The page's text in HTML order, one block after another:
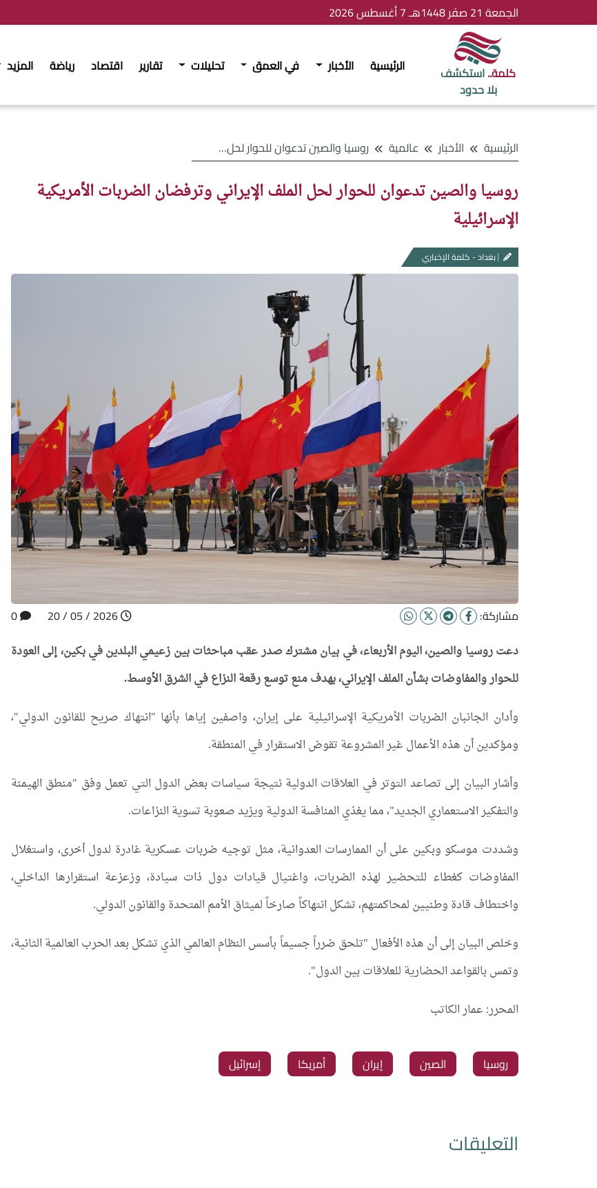
الجمعة 21 صفَر 1448هـ 7 أغسطس 2026
كلمة..استكشف
بلا حدود
الرئيسية الأخبار في العمق تحليلات تقارير اقتصاد رياضة المزيد
الرئيسية الأخبار عالمية روسيا والصين تدعوان للحوار لحل الملف الإيراني وترفضان الضربات الأمريكية الإسرائيلية
روسيا والصين تدعوان للحوار لحل الملف الإيراني وترفضان الضربات الأمريكية
الإسرائيلية
بغداد - كلمة الإخباري
مشاركة:
دعت روسيا والصين، اليوم الأربعاء، في بيان مشترك صدر عقب مباحثات بين زعيمي البلدين في بكين، إلى العودة
للحوار والمفاوضات بشأن الملف الإيراني، بهدف منع توسع رقعة النزاع في الشرق الأوسط.
وأدان الجانبان الضربات الأمريكية الإسرائيلية على إيران، واصفين إياها بأنها "انتهاك صريح للقانون الدولي"،
ومؤكدين أن هذه الأعمال غير المشروعة تقوض الاستقرار في المنطقة.
وأشار البيان إلى تصاعد التوتر في العلاقات الدولية نتيجة سياسات بعض الدول التي تعمل وفق "منطق الهيمنة
والتفكير الاستعماري الجديد"، مما يغذي المنافسة الدولية ويزيد صعوبة تسوية النزاعات.
وشددت موسكو وبكين على أن الممارسات العدوانية، مثل توجيه ضربات عسكرية غادرة لدول أخرى، واستغلال
المفاوضات كغطاء للتحضير لهذه الضربات، واغتيال قيادات دول ذات سيادة، وزعزعة استقرارها الداخلي،
واختطاف قادة وطنيين لمحاكمتهم، تشكل انتهاكاً صارخاً لميثاق الأمم المتحدة والقانون الدولي.
وخلص البيان إلى أن هذه الأفعال "تلحق ضرراً جسيماً بأسس النظام العالمي الذي تشكل بعد الحرب العالمية الثانية،
وتمس بالقواعد الحضارية للعلاقات بين الدول".
المحرر: عمار الكاتب
‏روسيا ‏الصين ‏إيران ‏أمريكا ‏إسرائيل
التعليقات